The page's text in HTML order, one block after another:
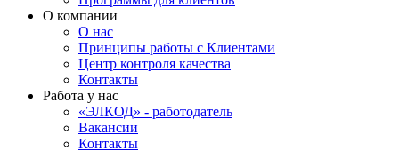
О компании
О нас
Принципы работы с Клиентами
Центр контроля качества
Контакты
Работа у нас
«ЭЛКОД» - работодатель
Вакансии
Контакты